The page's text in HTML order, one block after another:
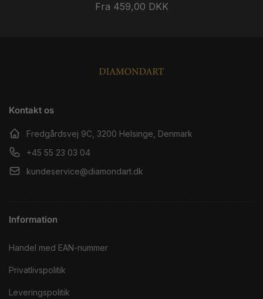
Normalpris
Fra 459,00 DKK
Kontakt os
Fredgårdsvej 9C, 3200 Helsinge, Denmark
+45 55 23 03 04
kundeservice@diamondart.dk
Information
Handel med EAN-nummer
Privatlivspolitik
Leveringspolitik